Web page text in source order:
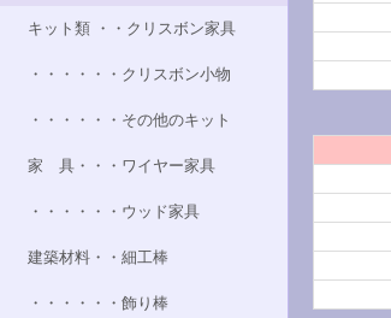
キット類 ・・クリスボン家具
・・・・・・クリスボン小物
・・・・・・その他のキット
家 具・・・ワイヤー家具
・・・・・・ウッド家具
建築材料・・細工棒
・・・・・・飾り棒